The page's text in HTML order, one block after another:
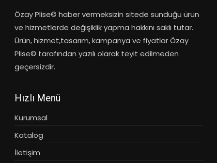
Özay Plise© haber vermeksizin sitede sunduğu ürün
ve hizmetlerde değişiklik yapma hakkını saklı tutar.
Ürün, hizmet,tasarım, kampanya ve fiyatlar Özay
Plise© tarafından yazılı olarak teyit edilmeden
geçersizdir.
Hızlı Menü
Kurumsal
Katalog
İletişim